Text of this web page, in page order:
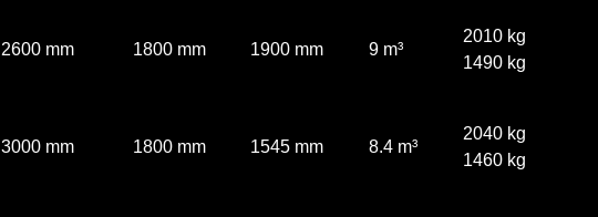
2600 mm 1800 mm 1900 mm 9 m³
2010 kg
1490 kg
3000 mm 1800 mm 1545 mm 8.4 m³
2040 kg
1460 kg